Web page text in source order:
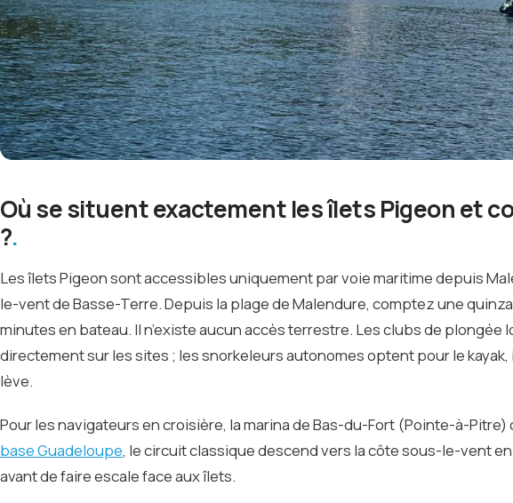
Où se situent exactement les îlets Pigeon et
?
Les îlets Pigeon sont accessibles uniquement par voie maritime depuis
le-vent de Basse-Terre. Depuis la plage de Malendure, comptez une
minutes en bateau. Il n’existe aucun accès terrestre. Les clubs de
directement sur les sites ; les snorkeleurs autonomes optent pour le
lève.
Pour les navigateurs en croisière, la marina de Bas-du-Fort (Pointe-à-
base Guadeloupe, le circuit classique descend vers la côte sous-le-vent
avant de faire escale face aux îlets.